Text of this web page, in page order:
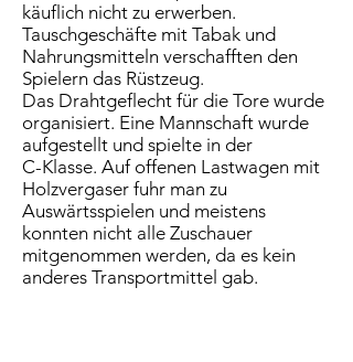
käuflich nicht zu erwerben.
Tauschgeschäfte mit Tabak und
Nahrungsmitteln verschafften den
Spielern das Rüstzeug.
Das Drahtgeflecht für die Tore wurde
organisiert. Eine Mannschaft wurde
aufgestellt und spielte in der
C-Klasse. Auf offenen Lastwagen mit
Holzvergaser fuhr man zu
Auswärtsspielen und meistens
konnten nicht alle Zuschauer
mitgenommen werden, da es kein
anderes Transportmittel gab.